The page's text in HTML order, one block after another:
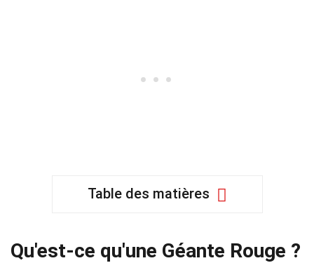
Table des matières
Qu'est-ce qu'une Géante Rouge ?